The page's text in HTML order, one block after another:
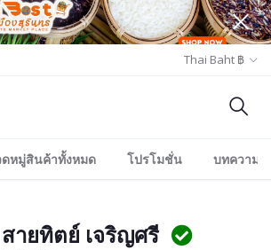
Thai Baht ฿
หมู่สินค้าทั้งหมด โปรโมชั่น บทความ/
สายทิตย์ เจริญศรี